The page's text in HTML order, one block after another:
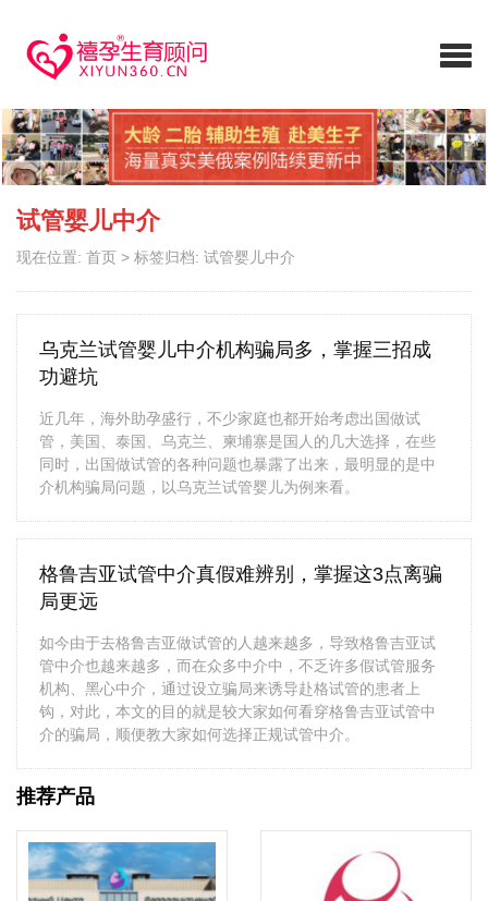
试管婴儿中介
现在位置: 首页 > 标签归档: 试管婴儿中介
乌克兰试管婴儿中介机构骗局多，掌握三招成
功避坑
近几年，海外助孕盛行，不少家庭也都开始考虑出国做试
管，美国、泰国、乌克兰、柬埔寨是国人的几大选择，在些
同时，出国做试管的各种问题也暴露了出来，最明显的是中
介机构骗局问题，以乌克兰试管婴儿为例来看。
格鲁吉亚试管中介真假难辨别，掌握这3点离骗
局更远
如今由于去格鲁吉亚做试管的人越来越多，导致格鲁吉亚试
管中介也越来越多，而在众多中介中，不乏许多假试管服务
机构、黑心中介，通过设立骗局来诱导赴格试管的患者上
钩，对此，本文的目的就是较大家如何看穿格鲁吉亚试管中
介的骗局，顺便教大家如何选择正规试管中介。
推荐产品